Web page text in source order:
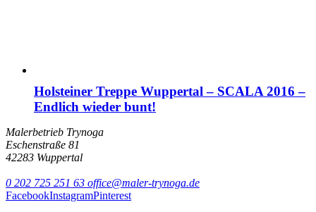
Holsteiner Treppe Wuppertal – SCALA 2016 –
Endlich wieder bunt!
Malerbetrieb Trynoga
Eschenstraße 81
42283 Wuppertal
0 202 725 251 63 office@maler-trynoga.de
FacebookInstagramPinterest